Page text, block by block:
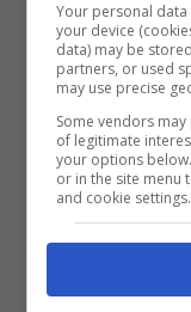
Your personal
your device
data) may be
partners, or used
may use precise
Some vendors
of legitimate
your options
or in the site menu
and cookie settings.